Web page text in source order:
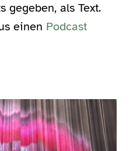
gegeben, als Text.
einen Podcast